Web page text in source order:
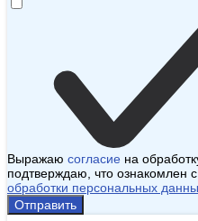
Выражаю согласие на
подтверждаю, что ознакомлен с
обработки персональных
Отправить